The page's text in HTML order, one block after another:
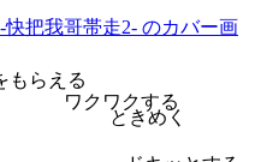
もらえる
ワクワクする
ときめく